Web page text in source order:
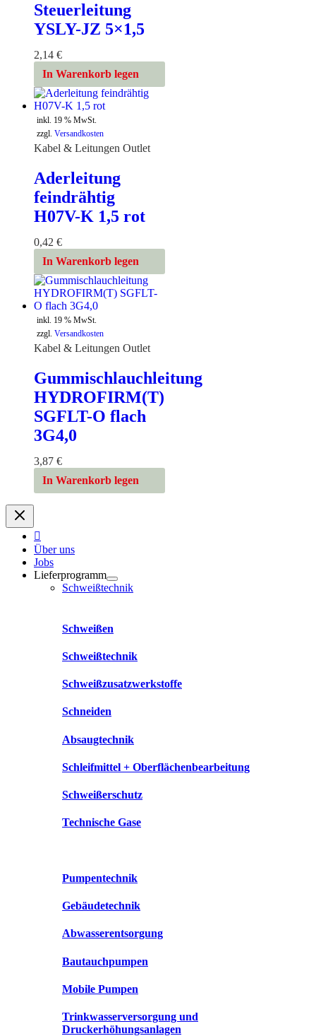
Steuerleitung
YSLY-JZ 5×1,5
2,14 €
In Warenkorb legen
inkl. 19 % MwSt.
zzgl. Versandkosten
Kabel & Leitungen Outlet
Aderleitung
feindrähtig
H07V-K 1,5 rot
0,42 €
In Warenkorb legen
inkl. 19 % MwSt.
zzgl. Versandkosten
Kabel & Leitungen Outlet
Gummischlauchleitung
HYDROFIRM(T)
SGFLT-O flach
3G4,0
3,87 €
In Warenkorb legen
Über uns
Jobs
Lieferprogramm
Schweißtechnik
Schweißen
Schweißtechnik
Schweißzusatzwerkstoffe
Schneiden
Absaugtechnik
Schleifmittel + Oberflächenbearbeitung
Schweißerschutz
Technische Gase
Pumpentechnik
Gebäudetechnik
Abwasserentsorgung
Bautauchpumpen
Mobile Pumpen
Trinkwasserversorgung und
Druckerhöhungsanlagen